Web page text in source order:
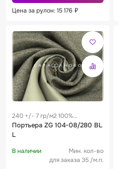
Цена за рулон: 15 176 ₽
240 +/- 7 гр/м2 100%
полиэстер
Портьера ZG 104-08/280 BL
L
В наличии
Мин. кол-во
для заказа 35 /м.п.